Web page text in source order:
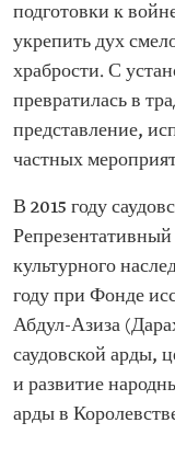
подготовки к
укрепить дух
храбрости. С
превратилась в
представление,
частных
В 2015 году
культурного
году при Фонде
Абдул-Азиза
саудовской арды,
и развитие
арды в